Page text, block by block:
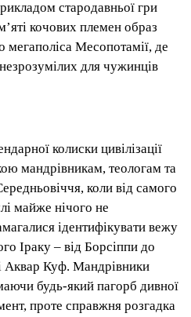
стародавньої гри
кочових племен образ
мегаполіса Месопотамії, де
для чужинців
колиски цивілізації
мандрівникам, теологам та
коли від самого
майже нічого не
ідентифікувати вежу
Іраку – від Борсіппи до
Аквар Куф. Мандрівники
будь-який пагорб дивної
проте справжня розгадка